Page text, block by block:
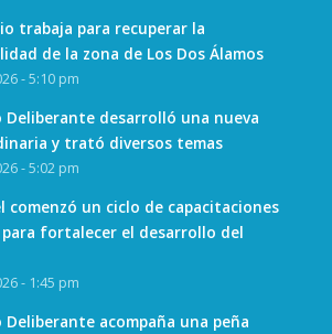
trabaja para recuperar la
de la zona de Los Dos Álamos
- 5:10 pm
Deliberante desarrolló una nueva
y trató diversos temas
- 5:02 pm
comenzó un ciclo de capacitaciones
fortalecer el desarrollo del
- 1:45 pm
Deliberante acompaña una peña